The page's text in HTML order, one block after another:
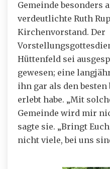
Gemeinde besonders
verdeutlichte Ruth
Kirchenvorstand. Der
Hüttenfeld sei
gewesen; eine
ihn gar als den besten
erlebt habe. „Mit
Gemeinde wird mir
sagte sie. „Bringt
nicht viele, bei uns